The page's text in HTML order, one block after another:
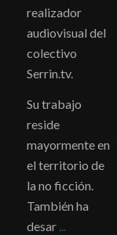
realizador
audiovisual del
colectivo
Serrin.tv.
Su trabajo
reside
mayormente en
el territorio de
la no ficción.
También ha
desar ...